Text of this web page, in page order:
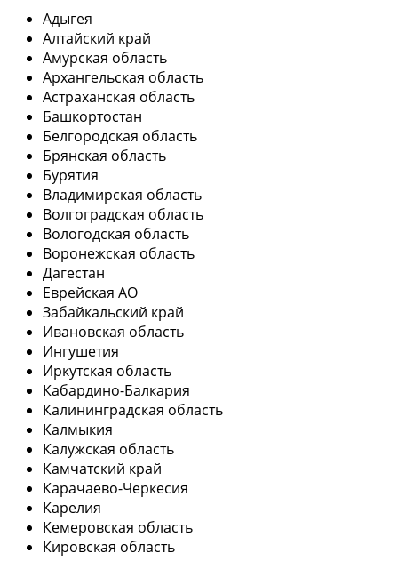
Адыгея
Алтайский край
Амурская область
Архангельская область
Астраханская область
Башкортостан
Белгородская область
Брянская область
Бурятия
Владимирская область
Волгоградская область
Вологодская область
Воронежская область
Дагестан
Еврейская АО
Забайкальский край
Ивановская область
Ингушетия
Иркутская область
Кабардино-Балкария
Калининградская область
Калмыкия
Калужская область
Камчатский край
Карачаево-Черкесия
Карелия
Кемеровская область
Кировская область